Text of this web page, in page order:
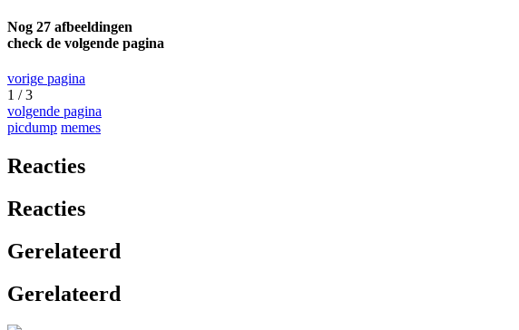
Nog 27 afbeeldingen
check de volgende pagina
vorige pagina
1 / 3
volgende pagina
picdump memes
Reacties
Reacties
Gerelateerd
Gerelateerd